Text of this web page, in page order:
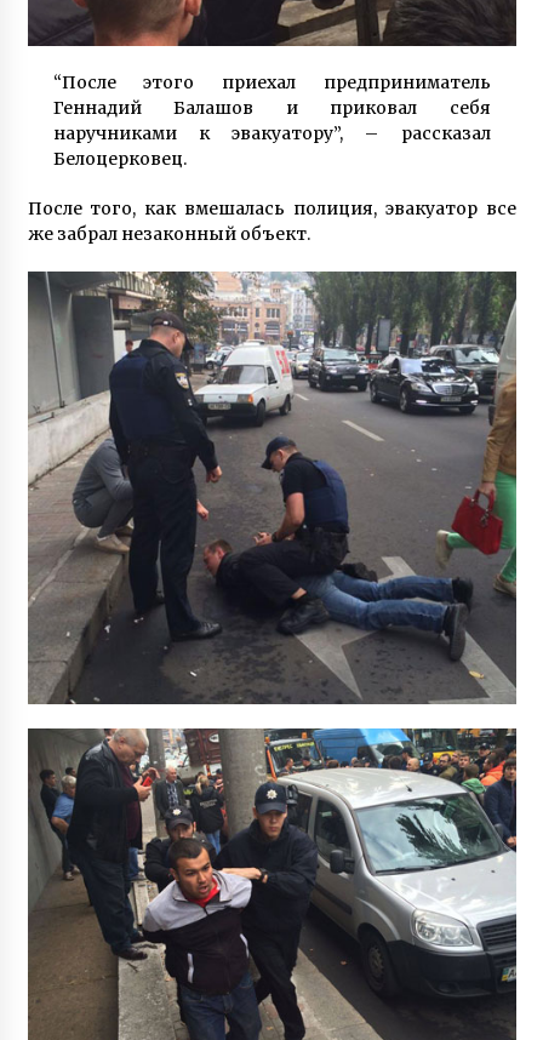
“После этого приехал предприниматель
Геннадий Балашов и приковал себя
наручниками к эвакуатору”, – рассказал
Белоцерковец.
После того, как вмешалась полиция, эвакуатор все
же забрал незаконный объект.